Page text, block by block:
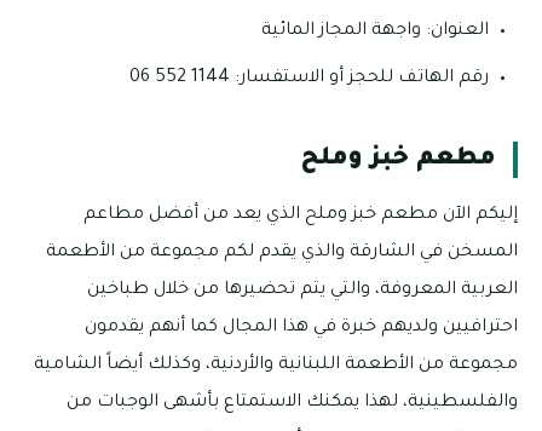
العنوان: واجهة المجاز المائية
رقم الهاتف للحجز أو الاستفسار: 1144 552 06
مطعم خبز وملح
إليكم الآن مطعم خبز وملح الذي يعد من أفضل مطاعم
المسخن في الشارقة والذي يقدم لكم مجموعة من الأطعمة
العربية المعروفة، والتي يتم تحضيرها من خلال طباخين
احترافيين ولديهم خبرة في هذا المجال كما أنهم يقدمون
مجموعة من الأطعمة اللبنانية والأردنية، وكذلك أيضاً الشامية
والفلسطينية، لهذا يمكنك الاستمتاع بأشهى الوجبات من